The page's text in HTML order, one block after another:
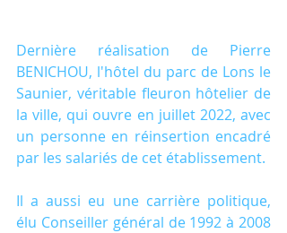
Dernière réalisation de Pierre
BENICHOU, l'hôtel du parc de Lons le
Saunier, véritable fleuron hôtelier de
la ville, qui ouvre en juillet 2022, avec
un personne en réinsertion encadré
par les salariés de cet établissement.
Il a aussi eu une carrière politique,
élu Conseiller général de 1992 à 2008